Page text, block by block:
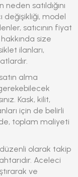
satıldığını
değişikliği, model
satıcının fiyat
size
ilanları,
alma
Kask, kilit,
için de belirli
toplam maliyeti
düzenli olarak takip
Aceleci
ve